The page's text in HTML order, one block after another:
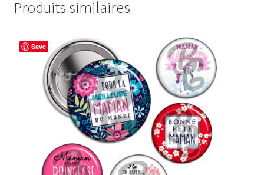
Produits similaires
Save